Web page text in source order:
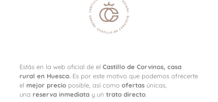
Estás en la web oficial de el Castillo de Corvinos, casa
rural en Huesca. Es por este motivo que podemos ofrecerte
el mejor precio posible, así como ofertas únicas,
una reserva inmediata y un trato directo